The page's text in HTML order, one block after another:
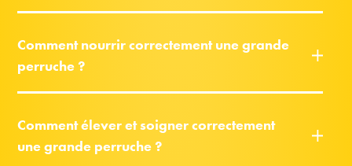
Comment nourrir correctement une grande
perruche ?
Comment élever et soigner correctement
une grande perruche ?